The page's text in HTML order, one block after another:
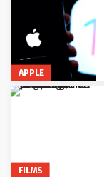
APPLE
FILMS